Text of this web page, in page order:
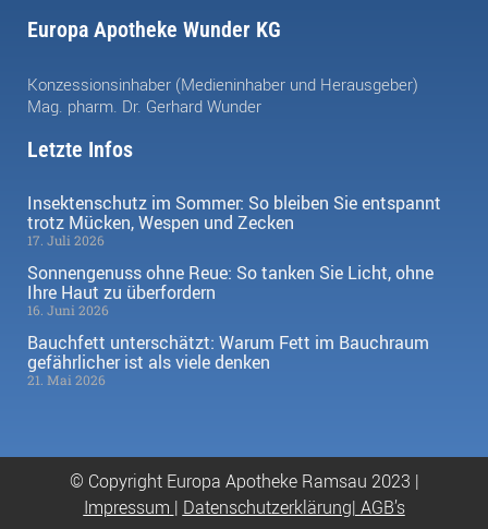
Europa Apotheke Wunder KG
Konzessionsinhaber (Medieninhaber und Herausgeber)
Mag. pharm. Dr. Gerhard Wunder
Letzte Infos
Insektenschutz im Sommer: So bleiben Sie entspannt
trotz Mücken, Wespen und Zecken
17. Juli 2026
Sonnengenuss ohne Reue: So tanken Sie Licht, ohne
Ihre Haut zu überfordern
16. Juni 2026
Bauchfett unterschätzt: Warum Fett im Bauchraum
gefährlicher ist als viele denken
21. Mai 2026
© Copyright Europa Apotheke Ramsau 2023 |
Impressum | Datenschutzerklärung| AGB’s